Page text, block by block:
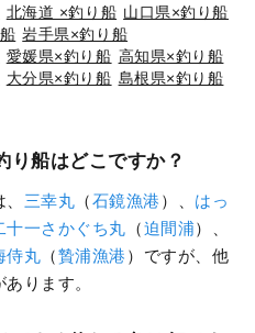
北海道 ×釣り船 山口県×釣り船
岩手県×釣り船
愛媛県×釣り船 高知県×釣り船
大分県×釣り船 島根県×釣り船
り船はどこですか？
三幸丸 （石鏡漁港 ）、 はっ
十一さかぐち丸 （迫間浦）、
侍丸 （贄浦漁港 ）ですが、他
ります。